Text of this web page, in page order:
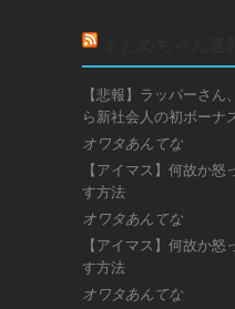
【悲報】ラッパーさ
ら新社会人の初ボーナ
オワタあんてな
【アイマス】何故か
す方法
オワタあんてな
【アイマス】何故か
す方法
オワタあんてな